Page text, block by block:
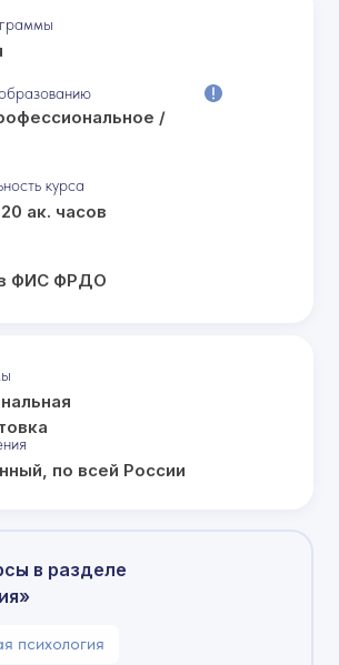
по всей России
в ФИС ФРДО
курса
ак. часов
в разделе
/
психология